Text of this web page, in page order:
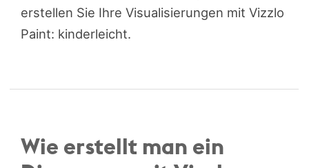
erstellen Sie Ihre Visualisierungen mit Vizzlo
Paint: kinderleicht.
Wie erstellt man ein